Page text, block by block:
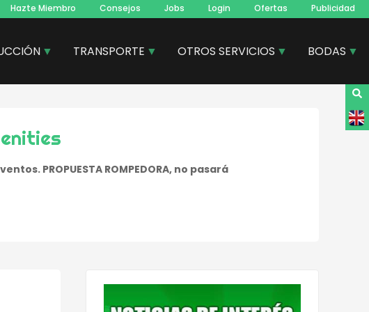
Hazte Miembro Consejos Jobs Login Ofertas Publicidad
TRANSPORTE OTROS SERVICIOS BODAS
PROPUESTA ROMPEDORA, no pasará